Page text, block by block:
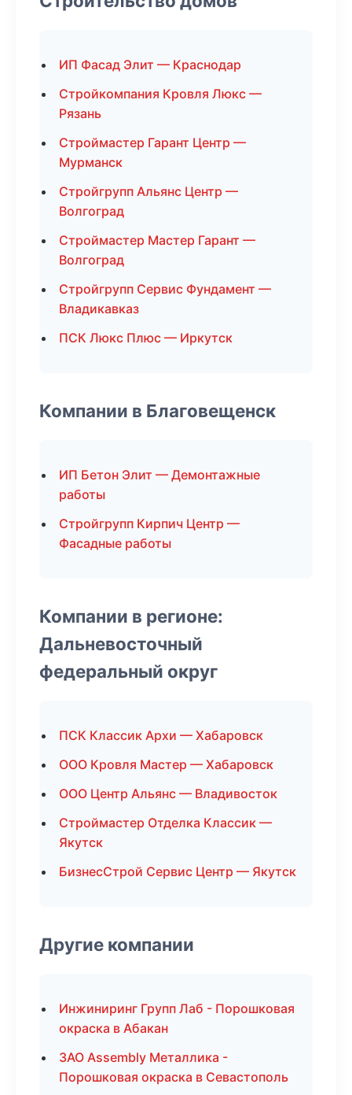
ИП Фасад Элит — Краснодар
Стройкомпания Кровля Люкс —
Рязань
Строймастер Гарант Центр —
Мурманск
Стройгрупп Альянс Центр —
Волгоград
Строймастер Мастер Гарант —
Волгоград
Стройгрупп Сервис Фундамент —
Владикавказ
ПСК Люкс Плюс — Иркутск
Компании в Благовещенск
ИП Бетон Элит — Демонтажные
работы
Стройгрупп Кирпич Центр —
Фасадные работы
Компании в регионе:
Дальневосточный
федеральный округ
ПСК Классик Архи — Хабаровск
ООО Кровля Мастер — Хабаровск
ООО Центр Альянс — Владивосток
Строймастер Отделка Классик —
Якутск
БизнесСтрой Сервис Центр — Якутск
Другие компании
Инжиниринг Групп Лаб - Порошковая
окраска в Абакан
ЗАО Assembly Металлика -
Порошковая окраска в Севастополь